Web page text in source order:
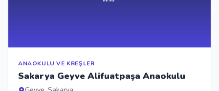
ANAOKULU VE KREŞLER
Sakarya Geyve Alifuatpaşa Anaokulu